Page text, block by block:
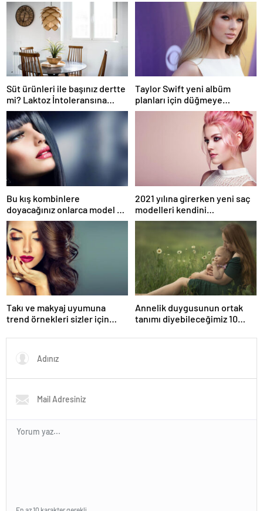
Süt ürünleri ile başınız dertte
mi? Laktoz İntoleransına
sahip olabilirsiniz!
Taylor Swift yeni albüm
planları için düğmeye
bastığını sosyal medyadan
Bu kış kombinlere
doyacağınız onlarca model ve
onlarca detay.
2021 yılına girerken yeni saç
modelleri kendini
göstermeye başladı.
Takı ve makyaj uyumuna
trend örnekleri sizler için
Annelik duygusunun ortak
tanımı diyebileceğimiz 10